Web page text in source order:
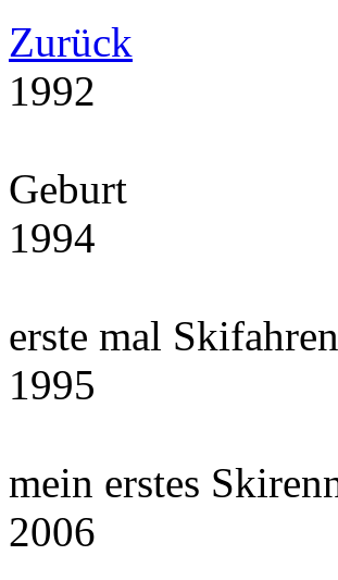
Zurück
1992
Geburt
1994
erste mal Skifahren
1995
mein erstes
2006